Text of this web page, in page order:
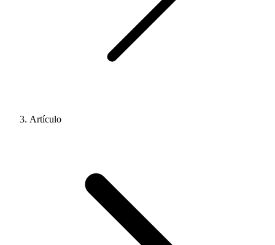
Artículo